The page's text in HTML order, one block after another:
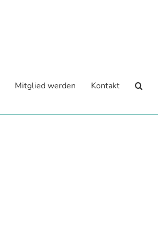
Mitglied werden Kontakt